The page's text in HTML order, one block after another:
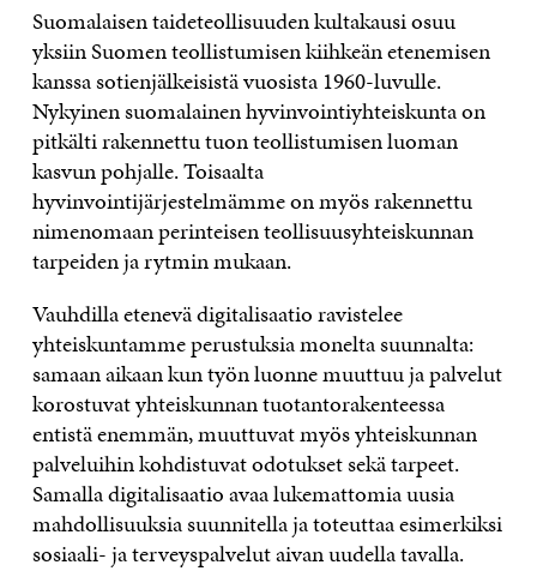
Suomalaisen taideteollisuuden kultakausi osuu
yksiin Suomen teollistumisen kiihkeän etenemisen
kanssa sotienjälkeisistä vuosista 1960-luvulle.
Nykyinen suomalainen hyvinvointiyhteiskunta on
pitkälti rakennettu tuon teollistumisen luoman
kasvun pohjalle. Toisaalta
hyvinvointijärjestelmämme on myös rakennettu
nimenomaan perinteisen teollisuusyhteiskunnan
tarpeiden ja rytmin mukaan.
Vauhdilla etenevä digitalisaatio ravistelee
yhteiskuntamme perustuksia monelta suunnalta:
samaan aikaan kun työn luonne muuttuu ja palvelut
korostuvat yhteiskunnan tuotantorakenteessa
entistä enemmän, muuttuvat myös yhteiskunnan
palveluihin kohdistuvat odotukset sekä tarpeet.
Samalla digitalisaatio avaa lukemattomia uusia
mahdollisuuksia suunnitella ja toteuttaa esimerkiksi
sosiaali- ja terveyspalvelut aivan uudella tavalla.